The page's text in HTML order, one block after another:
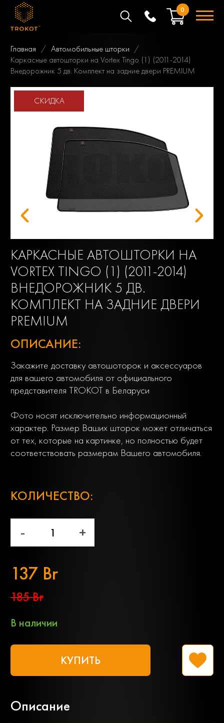
0
Главная
Автомобильные шторки
Каркасные автошторки на Vortex Tingo (1) (2011-2014)
Внедорожник 5 дв. Комплект на задние двери PREMIUM
КАРКАСНЫЕ АВТОШТОРКИ НА
VORTEX TINGO (1) (2011-2014)
ВНЕДОРОЖНИК 5 ДВ.
КОМПЛЕКТ НА ЗАДНИЕ ДВЕРИ
PREMIUM
СКИДКА
ОПИСАНИЕ:
Закажите доставку автошоторок и аксессуаров
для вашего автомобиля от официального
представителя TROKOT в Беларуси
Фото носят исключительно информационный
характер. Размер Ваших шторок может отличаться
от тех, которые на картинке, но полностью будет
соответствовать размерам Вашего автомобиля.
КОЛИЧЕСТВО:
- +
137 Br
185 Br
В наличии
КУПИТЬ
Описание